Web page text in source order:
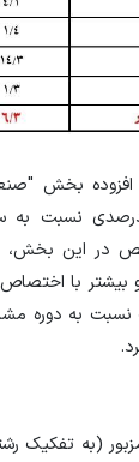
افزوده بخش
در این بخش،
به دوره
(به تفکیک